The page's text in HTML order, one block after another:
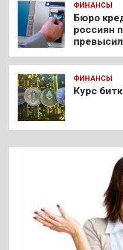
ФИНАНСЫ
Бюро
россиян
ФИНАНСЫ
Курс